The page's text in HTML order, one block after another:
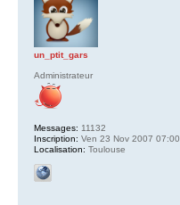
un_ptit_gars
Administrateur
Messages: 11132
Inscription: Ven 23 Nov 2007 07:00
Localisation: Toulouse